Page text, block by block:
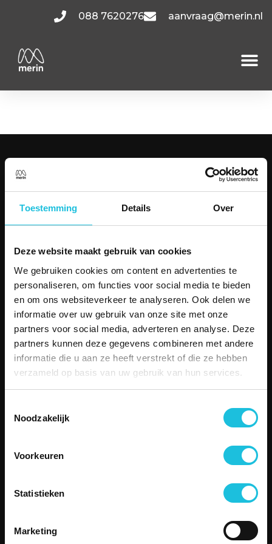
Toestemming Details Over
Deze website maakt gebruik van cookies
We gebruiken cookies om content en advertenties te
personaliseren, om functies voor social media te bieden
en om ons websiteverkeer te analyseren. Ook delen we
informatie over uw gebruik van onze site met onze
partners voor social media, adverteren en analyse. Deze
partners kunnen deze gegevens combineren met andere
informatie die u aan ze heeft verstrekt of die ze hebben
verzameld op basis van uw gebruik van hun services.
Noodzakelijk
Voorkeuren
Statistieken
Marketing
088 7620276 aanvraag@merin.nl
KANTOORRUIMTES
Amsterdam
Utrecht
Bekijk alle locaties
MENU
Aanbod
Service
Duurzame kantoorruimte
Boetiekkantoren
Besettled
Vergaderen
Veelgestelde vragen
Jachthavenweg 109H
aanvraag@merin.nl